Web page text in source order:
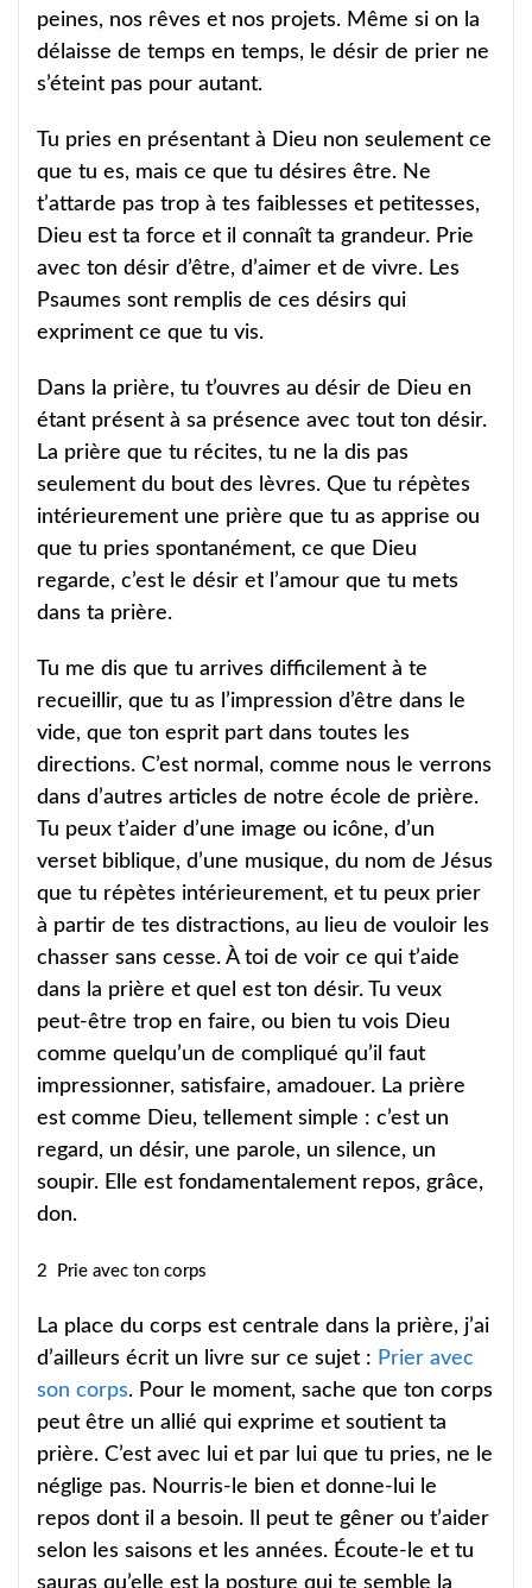
peines, nos rêves et nos projets. Même si on la
délaisse de temps en temps, le désir de prier ne
s’éteint pas pour autant.
Tu pries en présentant à Dieu non seulement ce
que tu es, mais ce que tu désires être. Ne
t’attarde pas trop à tes faiblesses et petitesses,
Dieu est ta force et il connaît ta grandeur. Prie
avec ton désir d’être, d’aimer et de vivre. Les
Psaumes sont remplis de ces désirs qui
expriment ce que tu vis.
Dans la prière, tu t’ouvres au désir de Dieu en
étant présent à sa présence avec tout ton désir.
La prière que tu récites, tu ne la dis pas
seulement du bout des lèvres. Que tu répètes
intérieurement une prière que tu as apprise ou
que tu pries spontanément, ce que Dieu
regarde, c’est le désir et l’amour que tu mets
dans ta prière.
Tu me dis que tu arrives difficilement à te
recueillir, que tu as l’impression d’être dans le
vide, que ton esprit part dans toutes les
directions. C’est normal, comme nous le verrons
dans d’autres articles de notre école de prière.
Tu peux t’aider d’une image ou icône, d’un
verset biblique, d’une musique, du nom de Jésus
que tu répètes intérieurement, et tu peux prier
à partir de tes distractions, au lieu de vouloir les
chasser sans cesse. À toi de voir ce qui t’aide
dans la prière et quel est ton désir. Tu veux
peut-être trop en faire, ou bien tu vois Dieu
comme quelqu’un de compliqué qu’il faut
impressionner, satisfaire, amadouer. La prière
est comme Dieu, tellement simple : c’est un
regard, un désir, une parole, un silence, un
soupir. Elle est fondamentalement repos, grâce,
don.
2 Prie avec ton corps
La place du corps est centrale dans la prière, j’ai
d’ailleurs écrit un livre sur ce sujet : Prier avec
son corps. Pour le moment, sache que ton corps
peut être un allié qui exprime et soutient ta
prière. C’est avec lui et par lui que tu pries, ne le
néglige pas. Nourris-le bien et donne-lui le
repos dont il a besoin. Il peut te gêner ou t’aider
selon les saisons et les années. Écoute-le et tu
sauras qu’elle est la posture qui te semble la